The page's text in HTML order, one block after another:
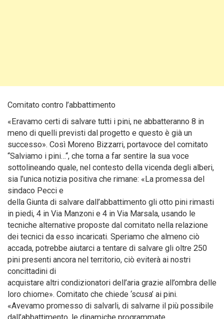
Comitato contro l’abbattimento
«Eravamo certi di salvare tutti i pini, ne abbatteranno 8 in
meno di quelli previsti dal progetto e questo è già un
successo». Così Moreno Bizzarri, portavoce del comitato
“Salviamo i pini…“, che torna a far sentire la sua voce
sottolineando quale, nel contesto della vicenda degli alberi,
sia l’unica notizia positiva che rimane: «La promessa del
sindaco Pecci e
della Giunta di salvare dall’abbattimento gli otto pini rimasti
in piedi, 4 in Via Manzoni e 4 in Via Marsala, usando le
tecniche alternative proposte dal comitato nella relazione
dei tecnici da esso incaricati. Speriamo che almeno ciò
accada, potrebbe aiutarci a tentare di salvare gli oltre 250
pini presenti ancora nel territorio, ciò eviterà ai nostri
concittadini di
acquistare altri condizionatori dell’aria grazie all’ombra delle
loro chiome». Comitato che chiede ‘scusa’ ai pini.
«Avevamo promesso di salvarli, di salvarne il più possibile